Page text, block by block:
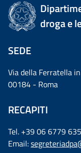
droga e
SEDE
Via della Ferratella
00184 - Roma
RECAPITI
Tel. +39 06 6779
Email: